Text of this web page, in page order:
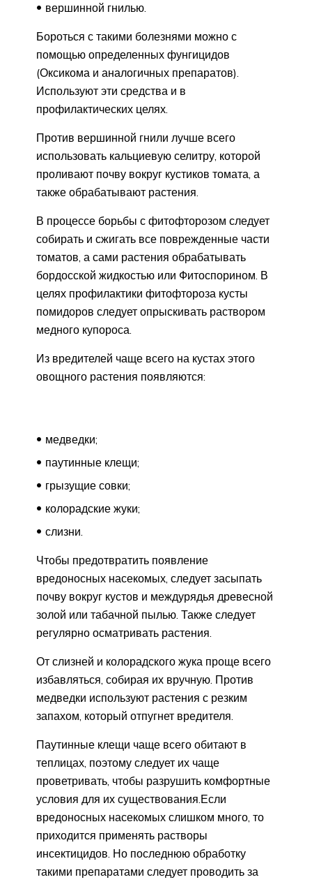
вершинной гнилью.
Бороться с такими болезнями можно с
помощью определенных фунгицидов
(Оксикома и аналогичных препаратов).
Используют эти средства и в
профилактических целях.
Против вершинной гнили лучше всего
использовать кальциевую селитру, которой
проливают почву вокруг кустиков томата, а
также обрабатывают растения.
В процессе борьбы с фитофторозом следует
собирать и сжигать все поврежденные части
томатов, а сами растения обрабатывать
бордосской жидкостью или Фитоспорином. В
целях профилактики фитофтороза кусты
помидоров следует опрыскивать раствором
медного купороса.
Из вредителей чаще всего на кустах этого
овощного растения появляются:
медведки;
паутинные клещи;
грызущие совки;
колорадские жуки;
слизни.
Чтобы предотвратить появление
вредоносных насекомых, следует засыпать
почву вокруг кустов и междурядья древесной
золой или табачной пылью. Также следует
регулярно осматривать растения.
От слизней и колорадского жука проще всего
избавляться, собирая их вручную. Против
медведки используют растения с резким
запахом, который отпугнет вредителя.
Паутинные клещи чаще всего обитают в
теплицах, поэтому следует их чаще
проветривать, чтобы разрушить комфортные
условия для их существования.Если
вредоносных насекомых слишком много, то
приходится применять растворы
инсектицидов. Но последнюю обработку
такими препаратами следует проводить за